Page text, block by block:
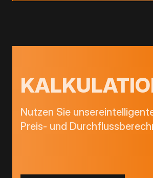
Nutzen Sie
Preis- und